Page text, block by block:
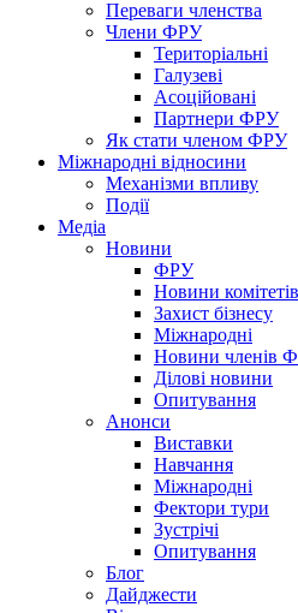
Переваги членства
Члени ФРУ
Територіальні
Галузеві
Асоційовані
Партнери ФРУ
Як стати членом ФРУ
Міжнародні відносини
Механізми впливу
Події
Медіа
Новини
ФРУ
Новини комітетів
Захист бізнесу
Міжнародні
Новини членів
Ділові новини
Опитування
Анонси
Виставки
Навчання
Міжнародні
Фектори тури
Зустрічі
Опитування
Блог
Дайджести